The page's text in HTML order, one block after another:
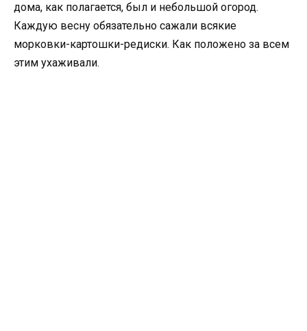
дома, как полагается, был и небольшой огород.
Каждую весну обязательно сажали всякие
морковки-картошки-редиски. Как положено за всем
этим ухаживали.